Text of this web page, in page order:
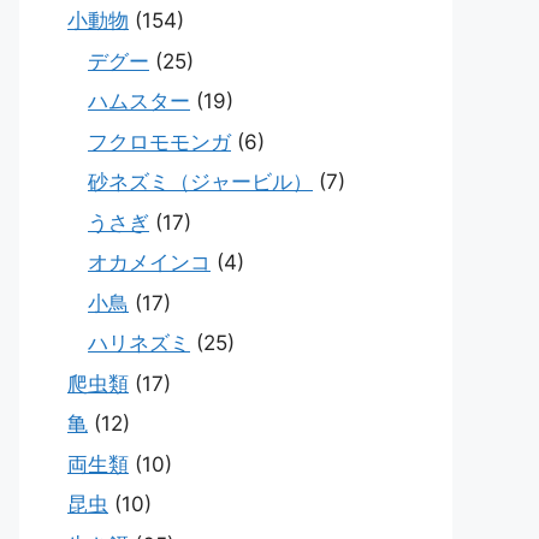
小動物 (154)
デグー (25)
ハムスター (19)
フクロモモンガ(6)
砂ネズミ（ジャービル）
(7)
うさぎ (17)
オカメインコ (4)
小鳥 (17)
ハリネズミ (25)
爬虫類 (17)
亀 (12)
両生類 (10)
昆虫 (10)